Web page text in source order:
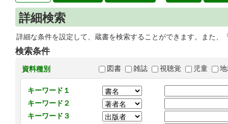
詳細検索
詳細な条件を設定して、蔵書を検索することができます。また
検索条件
資料種別 図書 雑誌 視聴覚 児童
キーワード１
キーワード２
キーワード３